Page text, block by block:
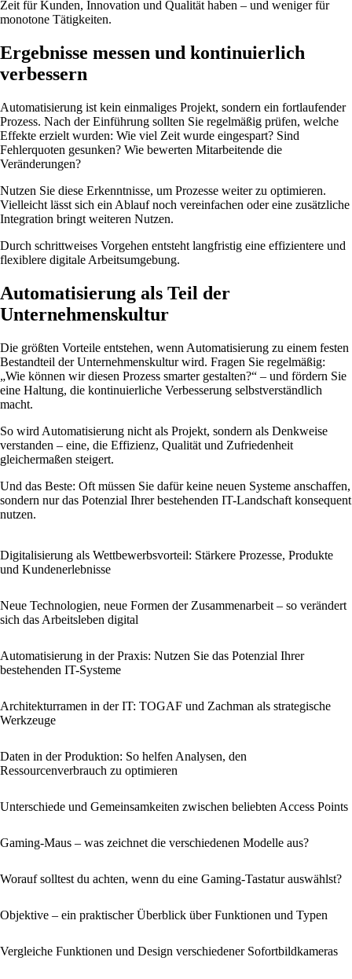
Zeit für Kunden, Innovation und Qualität haben – und weniger für
monotone Tätigkeiten.
Ergebnisse messen und kontinuierlich
verbessern
Automatisierung ist kein einmaliges Projekt, sondern ein fortlaufender
Prozess. Nach der Einführung sollten Sie regelmäßig prüfen, welche
Effekte erzielt wurden: Wie viel Zeit wurde eingespart? Sind
Fehlerquoten gesunken? Wie bewerten Mitarbeitende die
Veränderungen?
Nutzen Sie diese Erkenntnisse, um Prozesse weiter zu optimieren.
Vielleicht lässt sich ein Ablauf noch vereinfachen oder eine zusätzliche
Integration bringt weiteren Nutzen.
Durch schrittweises Vorgehen entsteht langfristig eine effizientere und
flexiblere digitale Arbeitsumgebung.
Automatisierung als Teil der
Unternehmenskultur
Die größten Vorteile entstehen, wenn Automatisierung zu einem festen
Bestandteil der Unternehmenskultur wird. Fragen Sie regelmäßig:
„Wie können wir diesen Prozess smarter gestalten?“ – und fördern Sie
eine Haltung, die kontinuierliche Verbesserung selbstverständlich
macht.
So wird Automatisierung nicht als Projekt, sondern als Denkweise
verstanden – eine, die Effizienz, Qualität und Zufriedenheit
gleichermaßen steigert.
Und das Beste: Oft müssen Sie dafür keine neuen Systeme anschaffen,
sondern nur das Potenzial Ihrer bestehenden IT-Landschaft konsequent
nutzen.
Digitalisierung als Wettbewerbsvorteil: Stärkere Prozesse, Produkte
und Kundenerlebnisse
Neue Technologien, neue Formen der Zusammenarbeit – so verändert
sich das Arbeitsleben digital
Automatisierung in der Praxis: Nutzen Sie das Potenzial Ihrer
bestehenden IT-Systeme
Architekturramen in der IT: TOGAF und Zachman als strategische
Werkzeuge
Daten in der Produktion: So helfen Analysen, den
Ressourcenverbrauch zu optimieren
Unterschiede und Gemeinsamkeiten zwischen beliebten Access Points
Gaming-Maus – was zeichnet die verschiedenen Modelle aus?
Worauf solltest du achten, wenn du eine Gaming-Tastatur auswählst?
Objektive – ein praktischer Überblick über Funktionen und Typen
Vergleiche Funktionen und Design verschiedener Sofortbildkameras